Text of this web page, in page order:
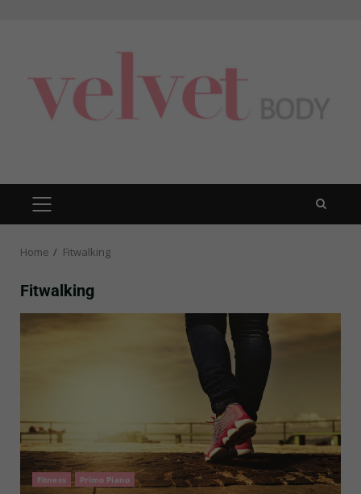
PRIMARY
MENU
Home Fitwalking
Fitwalking
Fitness Primo Piano